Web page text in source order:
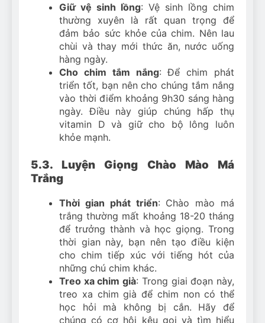
Giữ vệ sinh lồng: Vệ sinh lồng chim
thường xuyên là rất quan trọng để
đảm bảo sức khỏe của chim. Nên lau
chùi và thay mới thức ăn, nước uống
hàng ngày.
Cho chim tắm nắng: Để chim phát
triển tốt, bạn nên cho chúng tắm nắng
vào thời điểm khoảng 9h30 sáng hàng
ngày. Điều này giúp chúng hấp thụ
vitamin D và giữ cho bộ lông luôn
khỏe mạnh.
5.3. Luyện Giọng Chào Mào Má
Trắng
Thời gian phát triển: Chào mào má
trắng thường mất khoảng 18-20 tháng
để trưởng thành và học giọng. Trong
thời gian này, bạn nên tạo điều kiện
cho chim tiếp xúc với tiếng hót của
những chú chim khác.
Treo xa chim già: Trong giai đoạn này,
treo xa chim già để chim non có thể
học hỏi mà không bị cắn. Hãy để
chúng có cơ hội kêu gọi và tìm hiểu